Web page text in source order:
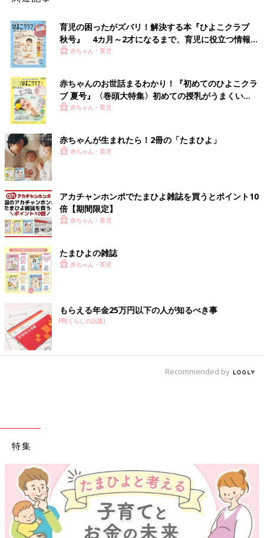
育児の困ったがズバリ！解決する本『ひよこクラブ
秋号』 4カ月～2才になるまで、育児に役立つ情報が
いっぱい！
赤ちゃん・育児
赤ちゃんのお世話まるわかり！『初めてのひよこクラ
ブ 夏号』〈巻頭大特集〉初めての授乳がうまくい
く！ おっぱい・ミルクの基本と夏のトラブル 解決テ
赤ちゃん・育児
赤ちゃんが生まれたら！2冊の「たまひよ」
赤ちゃん・育児
アカチャンホンポでたまひよ雑誌を買うとポイント10
倍【期間限定】
赤ちゃん・育児
たまひよの雑誌
赤ちゃん・育児
もらえる年金25万円以下の人が知るべき事
PR(くらしの話題)
Recommended by
特集